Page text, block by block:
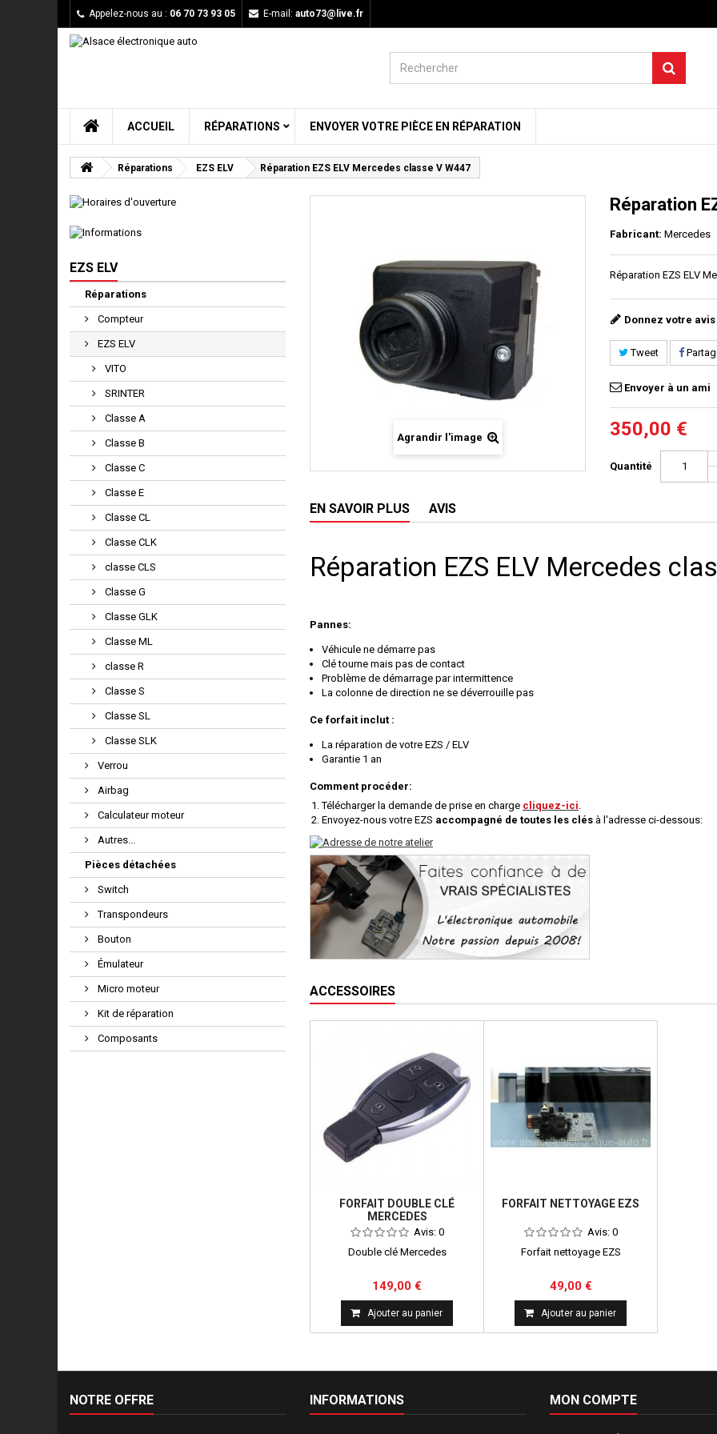
Appelez-nous au : 06 70 73 93 05 E-mail: auto73@live.fr
ACCUEIL RÉPARATIONS ENVOYER VOTRE PIÈCE EN RÉPARATION
Réparations EZS ELV Réparation EZS ELV Mercedes classe V W447
EZS ELV
Réparations
Compteur
EZS ELV
VITO
SRINTER
Classe A
Classe B
Classe C
Classe E
Classe CL
Classe CLK
classe CLS
Classe G
Classe GLK
Classe ML
classe R
Classe S
Classe SL
Classe SLK
Verrou
Airbag
Calculateur moteur
Autres...
Pièces détachées
Switch
Transpondeurs
Bouton
Émulateur
Micro moteur
Kit de réparation
Composants
Agrandir l'image
Réparation
Fabricant: Mercedes
Réparation EZS ELV
Donnez votre avis
Tweet
Envoyer à un ami
350,00 €
Quantité
EN SAVOIR PLUS AVIS
Réparation EZS ELV Mercedes
Pannes:
Véhicule ne démarre pas
Clé tourne mais pas de contact
Problème de démarrage par intermittence
La colonne de direction ne se déverrouille pas
Ce forfait inclut :
La réparation de votre EZS / ELV
Garantie 1 an
Comment procéder:
Télécharger la demande de prise en charge cliquez-ici.
Envoyez-nous votre EZS accompagné de toutes les clés à l'adresse ci-dessous:
ACCESSOIRES
FORFAIT DOUBLE CLÉ
MERCEDES
Avis: 0
Double clé Mercedes
149,00 €
Ajouter au panier
FORFAIT NETTOYAGE EZS
Avis: 0
Forfait nettoyage EZS
49,00 €
Ajouter au panier
NOTRE OFFRE INFORMATIONS MON COMPTE